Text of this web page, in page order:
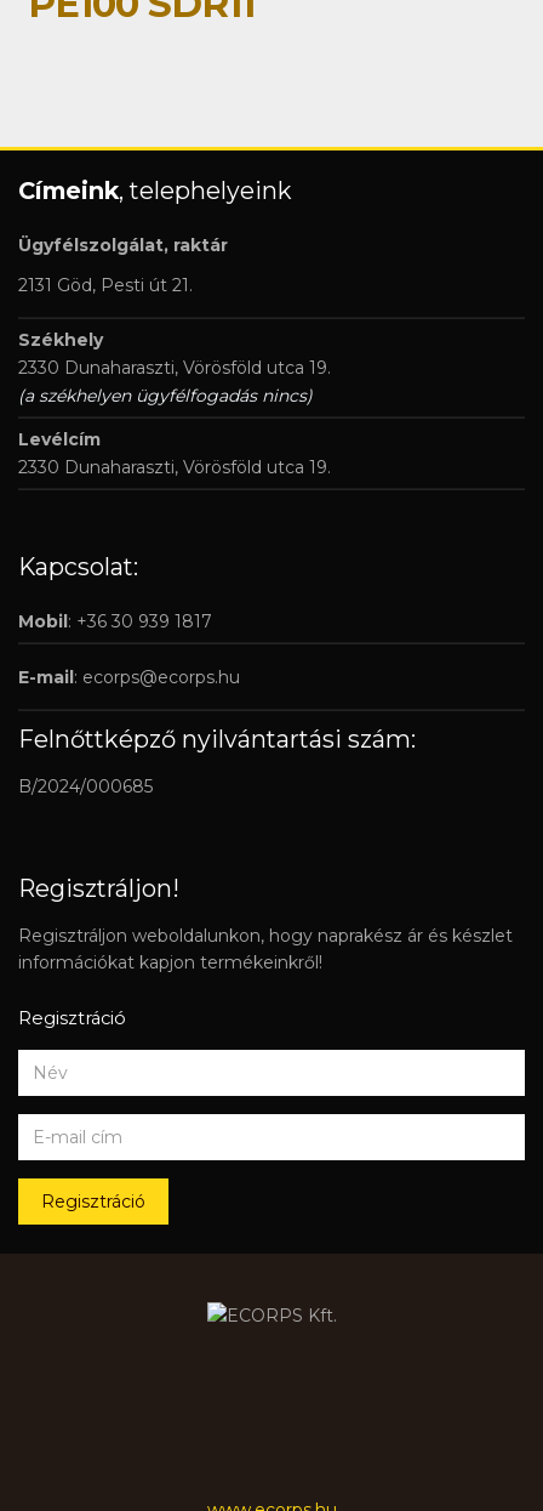
Címeink, telephelyeink
Ügyfélszolgálat, raktár
2131 Göd, Pesti út 21.
Székhely
2330 Dunaharaszti, Vörösföld utca 19.
(a székhelyen ügyfélfogadás nincs)
Levélcím
2330 Dunaharaszti, Vörösföld utca 19.
Kapcsolat:
Mobil: +36 30 939 1817
E-mail: ecorps@ecorps.hu
Felnőttképző nyilvántartási szám:
B/2024/000685
Regisztráljon!
Regisztráljon weboldalunkon, hogy naprakész ár és készlet
információkat kapjon termékeinkről!
Regisztráció
Regisztráció